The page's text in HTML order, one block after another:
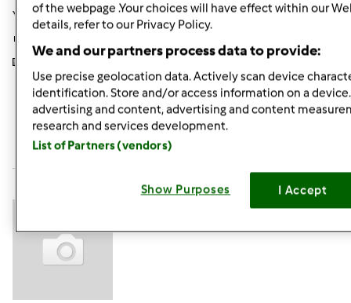
Yellostones....preparatevi....
In cima
Accedio registrati
Anonimo (non verificato)
of the webpage .Your choices will have effect within our
details, refer to our Privacy Policy.
We and our partners process data to provide:
Use precise geolocation data. Actively scan device
identification. Store and/or access information on a
advertising and content, advertising and content
research and services development.
List of Partners (vendors)
Show Purposes I Accept